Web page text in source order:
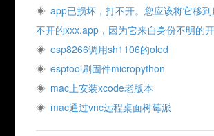
app已损坏，打不开。您应该将它移到
不开的xxx.app，因为它来自身份不明的
esp8266调用sh1106的oled
esptool刷固件micropython
mac上安装xcode老版本
mac通过vnc远程桌面树莓派